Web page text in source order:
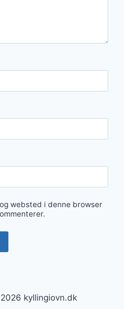
websted i denne browser
kyllingiovn.dk